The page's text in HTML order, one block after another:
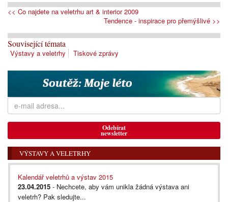
<< Co najdete na veletrhu art & interior 2009
Tendence - inspirace pro přemýšlivé >>
Související témata
Výstavy a veletrhy Tiskové zprávy
Odebírat
newsletter
VÝSTAVY A VELETRHY
Kalendář veletrhů a výstav 2015
23.04.2015 - Nechcete, aby vám unikla žádná výstava ani
veletrh? Pak sledujte...